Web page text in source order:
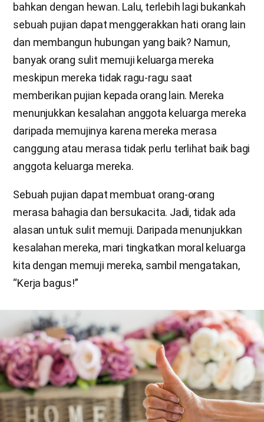
bahkan dengan hewan. Lalu, terlebih lagi bukankah
sebuah pujian dapat menggerakkan hati orang lain
dan membangun hubungan yang baik? Namun,
banyak orang sulit memuji keluarga mereka
meskipun mereka tidak ragu-ragu saat
memberikan pujian kepada orang lain. Mereka
menunjukkan kesalahan anggota keluarga mereka
daripada memujinya karena mereka merasa
canggung atau merasa tidak perlu terlihat baik bagi
anggota keluarga mereka.
Sebuah pujian dapat membuat orang-orang
merasa bahagia dan bersukacita. Jadi, tidak ada
alasan untuk sulit memuji. Daripada menunjukkan
kesalahan mereka, mari tingkatkan moral keluarga
kita dengan memuji mereka, sambil mengatakan,
“Kerja bagus!”